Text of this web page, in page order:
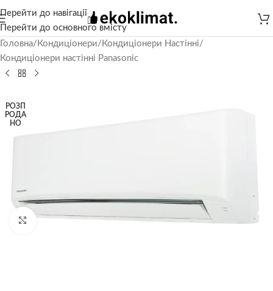
Перейти до навігації
Перейти до основного вмісту
Головна/ Кондиціонери/ Кондиціонери Настінні/
Кондиціонери настінні Panasonic
РОЗП
РОДА
НО
Натисніть, щоб збільшити